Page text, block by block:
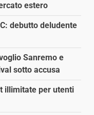
estero
debutto deludente
Sanremo e
sotto accusa
illimitate per utenti